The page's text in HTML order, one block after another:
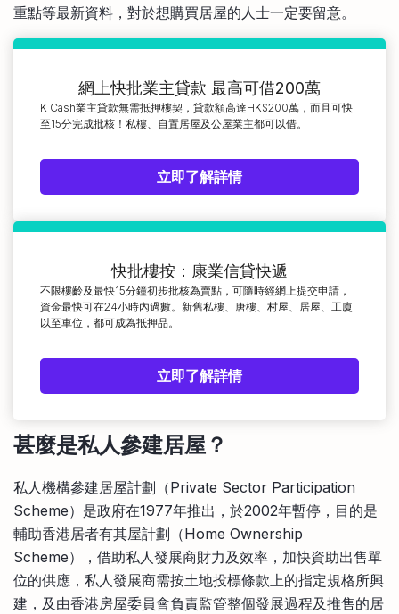
重點等最新資料，對於想購買居屋的人士一定要留意。
網上快批業主貸款 最高可借200萬
K Cash業主貸款無需抵押樓契，貸款額高達HK$200萬，而且可快
至15分完成批核！私樓、自置居屋及公屋業主都可以借。
立即了解詳情
快批樓按：康業信貸快遞
不限樓齡及最快15分鐘初步批核為賣點，可隨時經網上提交申請，
資金最快可在24小時內過數。新舊私樓、唐樓、村屋、居屋、工廈
以至車位，都可成為抵押品。
立即了解詳情
甚麼是私人參建居屋？
私人機構參建居屋計劃（Private Sector Participation
Scheme）是政府在1977年推出，於2002年暫停，目的是
輔助香港居者有其屋計劃（Home Ownership
Scheme），借助私人發展商財力及效率，加快資助出售單
位的供應，私人發展商需按土地投標條款上的指定規格所興
建，及由香港房屋委員會負責監管整個發展過程及推售的居